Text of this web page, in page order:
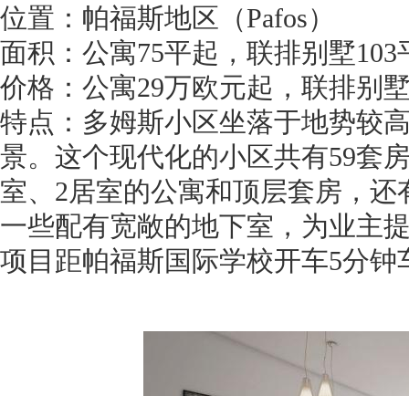
位置：帕福斯地区（Pafos）
面积：公寓75平起，联排别墅
价格：公寓29万欧元起，联排别
特点：多姆斯小区坐落于地势较
景。这个现代化的小区共有59套
室、2居室的公寓和顶层套房，
一些配有宽敞的地下室，为业主
项目距帕福斯国际学校开车5分钟